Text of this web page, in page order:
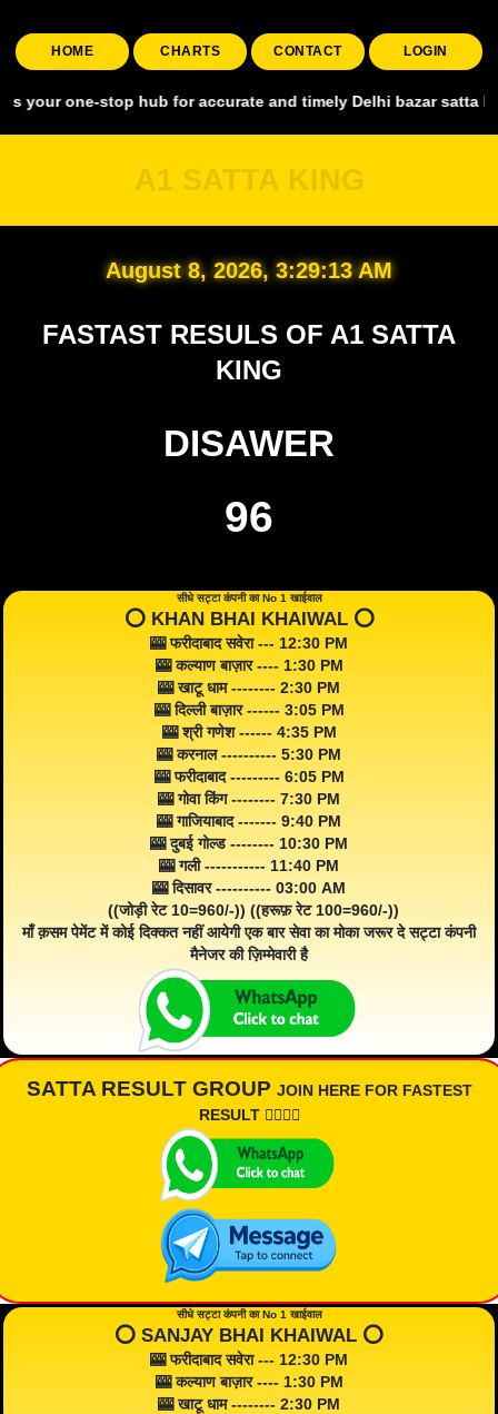
HOME CHARTS CONTACT LOGIN
stop hub for accurate and timely Delhi bazar satta king,
A1 SATTA KING
August 8, 2026, 3:29:14 AM
FASTAST RESULS OF A1 SATTA
KING
DISAWER
96
सीधे सट्टा कंपनी का No 1 खाईवाल
⭕️ KHAN BHAI KHAIWAL ⭕️
🎰 फरीदाबाद सवेरा --- 12:30 PM
🎰 कल्याण बाज़ार ---- 1:30 PM
🎰 खाटू धाम -------- 2:30 PM
🎰 दिल्ली बाज़ार ------ 3:05 PM
🎰 श्री गणेश ------ 4:35 PM
🎰 करनाल ---------- 5:30 PM
🎰 फरीदाबाद --------- 6:05 PM
🎰 गोवा किंग -------- 7:30 PM
🎰 गाजियाबाद ------- 9:40 PM
🎰 दुबई गोल्ड -------- 10:30 PM
🎰 गली ----------- 11:40 PM
🎰 दिसावर ---------- 03:00 AM
((जोड़ी रेट 10=960/-)) ((हरूफ़ रेट 100=960/-))
माँ क़सम पेमेंट में कोई दिक्कत नहीं आयेगी एक बार सेवा का मोका जरूर दे सट्टा कंपनी
मैनेजर की ज़िम्मेवारी है
SATTA RESULT GROUP JOIN HERE FOR FASTEST
RESULT 👇🏾👇🏾
सीधे सट्टा कंपनी का No 1 खाईवाल
⭕️ SANJAY BHAI KHAIWAL ⭕️
🎰 फरीदाबाद सवेरा --- 12:30 PM
🎰 कल्याण बाज़ार ---- 1:30 PM
🎰 खाटू धाम -------- 2:30 PM